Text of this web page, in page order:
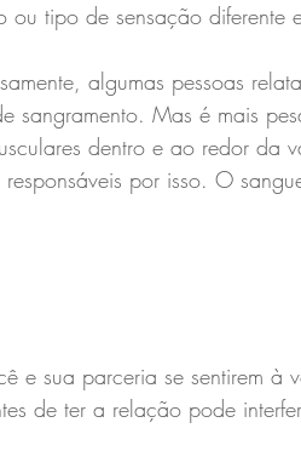
tipo de sensação diferente
algumas pessoas
sangramento. Mas é mais
dentro e ao redor da
por isso. O
e sua parceria se sentirem à
de ter a relação pode